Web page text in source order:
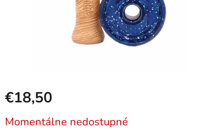
€18,50
cena:
Momentálne nedostupné